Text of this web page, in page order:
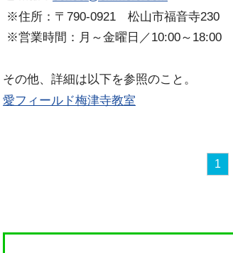
※住所：〒790-0921 松山市福音寺230
※営業時間：月～金曜日／10:00～18:00
その他、詳細は以下を参照のこと。
愛フィールド梅津寺教室
1